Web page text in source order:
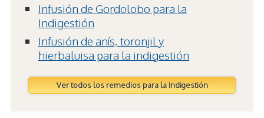
Infusión de Gordolobo para la
Indigestión
Infusión de anís, toronjil y
hierbaluisa para la indigestión
Ver todos los remedios para la Indigestión